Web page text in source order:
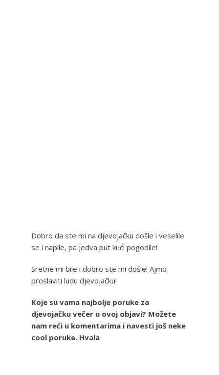
Dobro da ste mi na djevojačku došle i veselile
se i napile, pa jedva put kući pogodile!
Sretne mi bile i dobro ste mi došle! Ajmo
proslaviti ludu djevojačku!
Koje su vama najbolje poruke za
djevojačku večer u ovoj objavi? Možete
nam reći u komentarima i navesti još neke
cool poruke. Hvala